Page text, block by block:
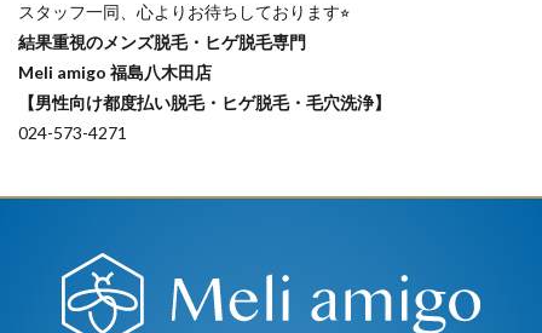
スタッフ一同、心よりお待ちしております⭐︎
結果重視のメンズ脱毛・ヒゲ脱毛専門
Meli amigo 福島八木田店
【男性向け都度払い脱毛・ヒゲ脱毛・毛穴洗浄】
024-573-4271